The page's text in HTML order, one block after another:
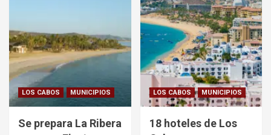
LOS CABOS MUNICIPIOS
Se prepara La Ribera
LOS CABOS MUNICIPIOS
18 hoteles de Los